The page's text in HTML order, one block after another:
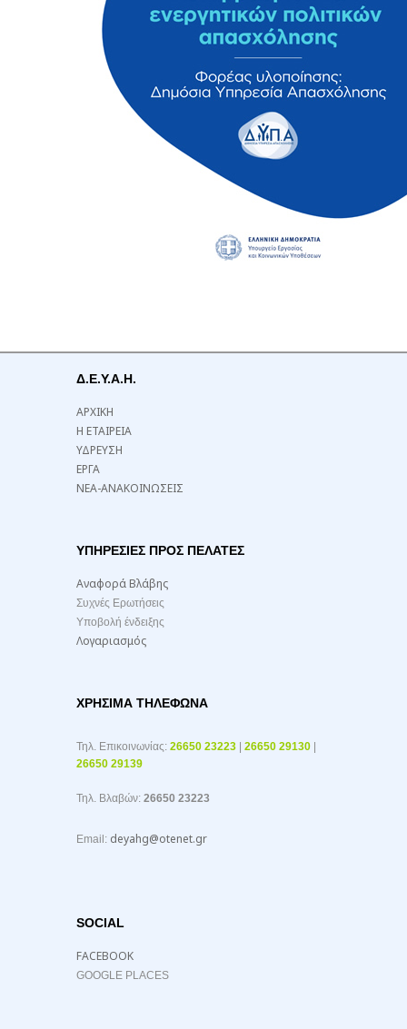
Δ.Ε.Υ.Α.Η.
ΑΡΧΙΚΗ
Η ΕΤΑΙΡΕΙΑ
ΥΔΡΕΥΣΗ
ΕΡΓΑ
ΝΕΑ-ΑΝΑΚΟΙΝΩΣΕΙΣ
ΥΠΗΡΕΣΙΕΣ ΠΡΟΣ ΠΕΛΑΤΕΣ
Αναφορά Βλάβης
Συχνές Ερωτήσεις
Υποβολή ένδειξης
Λογαριασμός
ΧΡΉΣΙΜΑ ΤΗΛΈΦΩΝΑ
Τηλ. Επικοινωνίας: 26650 23223 26650 29130
26650 29139
Τηλ. Βλαβών: 26650 23223
Email: deyahg@otenet.gr
SOCIAL
FACEBOOK
GOOGLE PLACES